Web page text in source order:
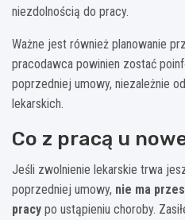
niezdolnością do pracy.
Ważne jest również planowanie
pracodawca powinien zostać
poprzedniej umowy, niezależnie
lekarskich.
Co z pracą u
Jeśli zwolnienie lekarskie trwa
poprzedniej umowy, nie ma
pracy po ustąpieniu choroby.